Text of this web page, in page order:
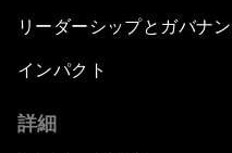
リーダーシップとガバナ
インパクト
詳細